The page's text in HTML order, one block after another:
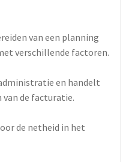
van een planning
verschillende factoren.
en handelt
de facturatie.
de netheid in het